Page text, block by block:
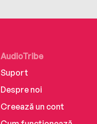
AudioTribe
Suport
Despre noi
Creează un cont